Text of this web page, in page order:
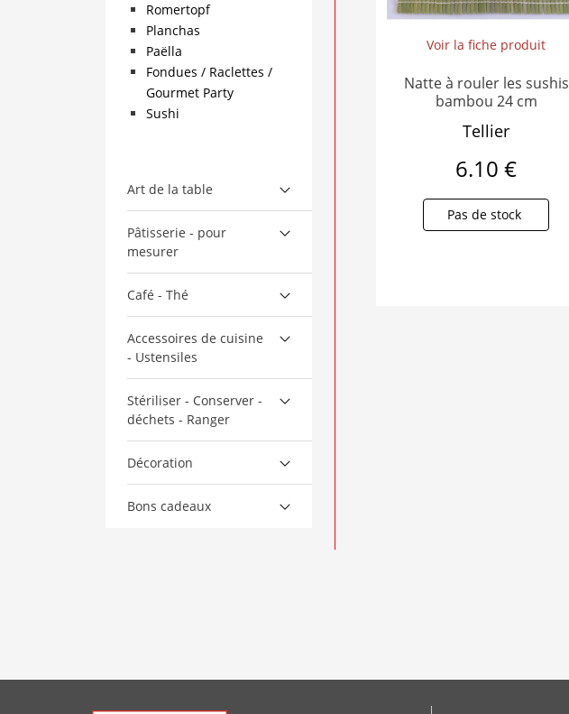
Voir la fiche produit
Natte à rouler les sushis
bambou 24 cm
Tellier
6.10 €
Pas de stock
Romertopf
Planchas
Paëlla
Fondues / Raclettes /
Gourmet Party
Sushi
Art de la table
Pâtisserie - pour
mesurer
Café - Thé
Accessoires de cuisine
- Ustensiles
Stériliser - Conserver -
déchets - Ranger
Décoration
Bons cadeaux